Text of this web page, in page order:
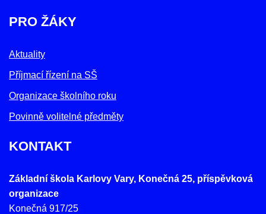
PRO ŽÁKY
Aktuality
Příjmací řízení na SŠ
Organizace školního roku
Povinně volitelné předměty
KONTAKT
Základní škola Karlovy Vary, Konečná 25, příspěvková
organizace
Konečná 917/25